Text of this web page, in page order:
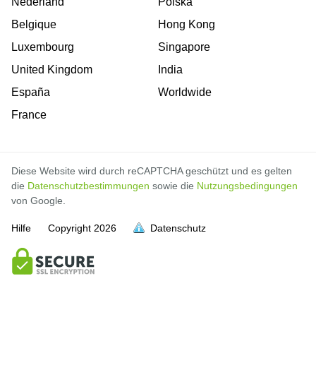
Belgique
Luxembourg
United Kingdom
España
France
Hong Kong
Singapore
India
Worldwide
Diese Website wird durch reCAPTCHA geschützt und es gelten
die Datenschutzbestimmungen sowie die Nutzungsbedingungen
von Google.
Hilfe Copyright 2026 Datenschutz